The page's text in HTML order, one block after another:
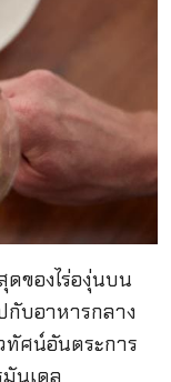
ดของไร่องุ่นบน
กับอาหารกลาง
ศน์อันตระการ